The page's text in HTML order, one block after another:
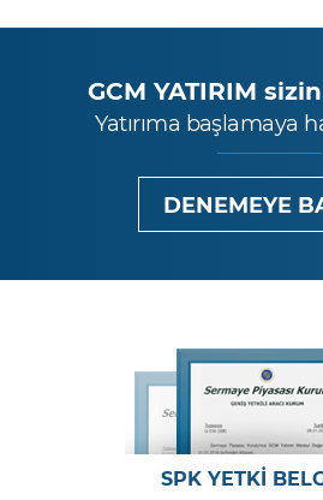
GCM YATIRIM
Yatırıma başlamaya
DENEMEYE
SPK YETKİ